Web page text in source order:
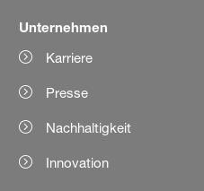
Unternehmen
Karriere
Presse
Nachhaltigkeit
Innovation